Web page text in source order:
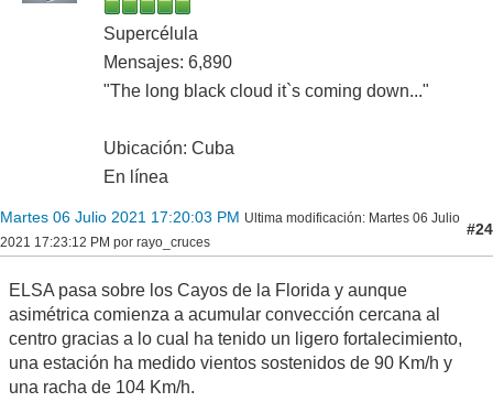
Supercélula
Mensajes: 6,890
"The long black cloud it`s coming down..."
Ubicación: Cuba
En línea
Martes 06 Julio 2021 17:20:03 PM Ultima modificación: Martes 06 Julio
2021 17:23:12 PM por rayo_cruces
#24
ELSA pasa sobre los Cayos de la Florida y aunque
asimétrica comienza a acumular convección cercana al
centro gracias a lo cual ha tenido un ligero fortalecimiento,
una estación ha medido vientos sostenidos de 90 Km/h y
una racha de 104 Km/h.